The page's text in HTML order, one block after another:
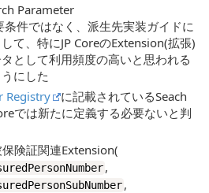
Parameter
条件ではなく、派生先実装ガイドに
て、特にJP CoreのExtension(拡張)
として利用頻度の高いと思われる
にした
Registry
に記載されているSeach
では新たに定義する必要ないと判
険証関連Extension(
,
,